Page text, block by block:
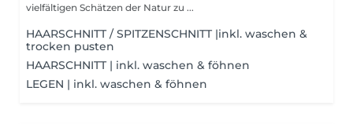
vielfältigen Schätzen der Natur zu ...
HAARSCHNITT / SPITZENSCHNITT |inkl. waschen &
trocken pusten
HAARSCHNITT | inkl. waschen & föhnen
LEGEN | inkl. waschen & föhnen